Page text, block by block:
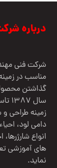
درباره
شرکت فنی
مناسب در
گذاشتن
زمینه طراحی و
دامی لود،
انواع
های آموزشی
نماید.